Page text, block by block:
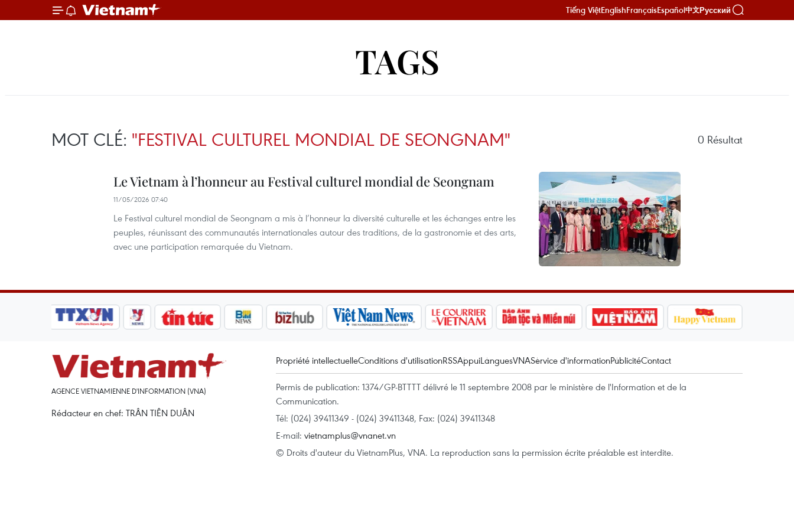
Tiếng ViệtEnglishFrançaisEspañol中文Русский
TAGS
MOT CLÉ: "FESTIVAL CULTUREL MONDIAL DE SEONGNAM" 0 Résultat
Le Vietnam à l’honneur au Festival culturel mondial de Seongnam
11/05/2026 07:40
Le Festival culturel mondial de Seongnam a mis à l’honneur la diversité culturelle et les échanges entre les
peuples, réunissant des communautés internationales autour des traditions, de la gastronomie et des arts,
avec une participation remarquée du Vietnam.
AGENCE VIETNAMIENNE D'INFORMATION (VNA)
Rédacteur en chef: TRÂN TIÊN DUÂN
Propriété intellectuelleConditions d'utilisationRSSAppuiLanguesVNAService d'informationPublicitéContact
Permis de publication: 1374/GP-BTTTT délivré le 11 septembre 2008 par le ministère de l'Information et de la
Communication.
Tél: (024) 39411349 - (024) 39411348, Fax: (024) 39411348
E-mail: vietnamplus@vnanet.vn
© Droits d'auteur du VietnamPlus, VNA. La reproduction sans la permission écrite préalable est interdite.